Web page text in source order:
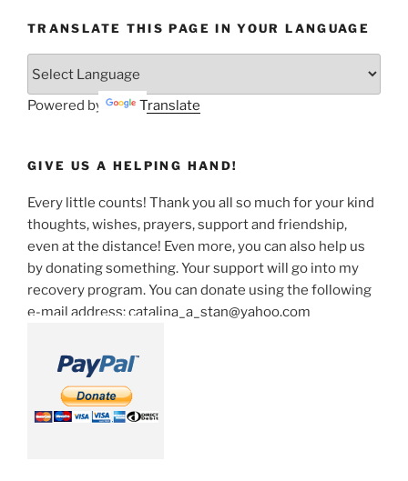
TRANSLATE THIS PAGE IN YOUR LANGUAGE
Powered by Translate
GIVE US A HELPING HAND!
Every little counts! Thank you all so much for your kind
thoughts, wishes, prayers, support and friendship,
even at the distance! Even more, you can also help us
by donating something. Your support will go into my
recovery program. You can donate using the following
e-mail address: catalina_a_stan@yahoo.com